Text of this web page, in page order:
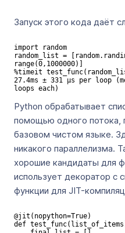
Запуск этого кода даёт
import random
random_list =
range(0,1000000)]
%timeit
27.4ms ± 331 µs per loop
loops each)
Python обрабатывает
помощью одного потока,
базовом чистом языке.
никакого параллелизма.
хорошие кандидаты для
использует декоратор с
функции для JIT-
@jit(nopython=True)
def